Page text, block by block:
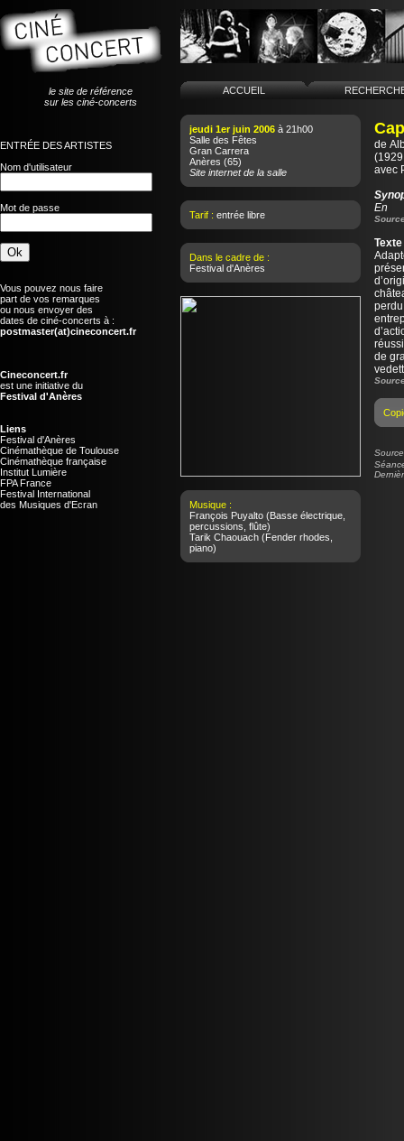
le site de référence
sur les ciné-concerts
ENTRÉE DES ARTISTES
Nom d'utilisateur
Mot de passe
Vous pouvez nous faire
part de vos remarques
ou nous envoyer des
dates de ciné-concerts à :
postmaster(at)cineconcert.fr
Cineconcert.fr
est une initiative du
Festival d'Anères
Liens
Festival d'Anères
Cinémathèque de Toulouse
Cinémathèque française
Institut Lumière
FPA France
Festival International
des Musiques d'Ecran
ACCUEIL
jeudi 1er juin 2006 à 21h00
Salle des Fêtes
Gran Carrera
Anères (65)
Site internet de la salle
Tarif : entrée libre
Dans le cadre de :
Festival d'Anères
Musique :
François Puyalto (Basse électrique,
percussions, flûte)
Tarik Chaouach (Fender rhodes,
piano)
de
avec
En
de